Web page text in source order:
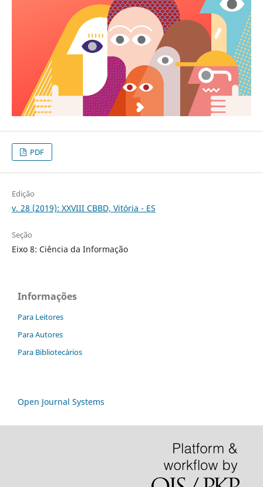
PDF
Edição
v. 28 (2019): XXVIII CBBD, Vitória - ES
Seção
Eixo 8: Ciência da Informação
Informações
Para Leitores
Para Autores
Para Bibliotecários
Open Journal Systems